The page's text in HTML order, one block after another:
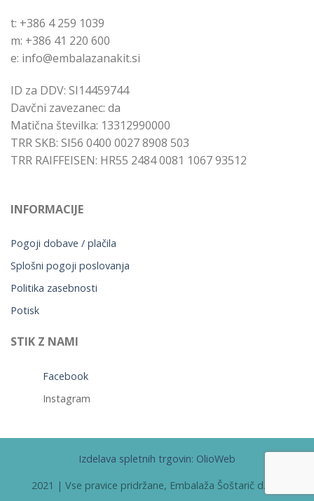
t: +386 4 259 1039
m: +386 41 220 600
e: info@embalazanakit.si
ID za DDV: SI14459744
Davčni zavezanec: da
Matična številka: 13312990000
TRR SKB: SI56 0400 0027 8908 503
TRR RAIFFEISEN: HR55 2484 0081 1067 93512
INFORMACIJE
Pogoji dobave / plačila
Splošni pogoji poslovanja
Politika zasebnosti
Potisk
STIK Z NAMI
Facebook
Instagram
Izdelava spletnih trgovin: OlioWeb
2021 | Vse pravice pridržane, Embalaža Šoštarič d.o.o.